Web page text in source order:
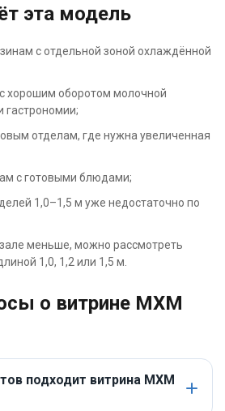
эта модель
с отдельной зоной охлаждённой
хорошим оборотом молочной
гастрономии;
отделам, где нужна увеличенная
с готовыми блюдами;
1,0–1,5 м уже недостаточно по
меньше, можно рассмотреть
1,0, 1,2 или 1,5 м.
о витрине МХМ
подходит витрина МХМ